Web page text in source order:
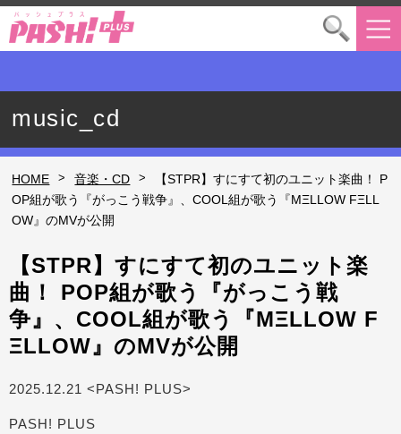
music_cd
HOME > 音楽・CD >
【STPR】すにすて初のユニット楽曲！ P
OP組が歌う『がっこう戦争』、COOL組が歌う『MΞLLOW FΞLL
OW』のMVが公開
【STPR】すにすて初のユニット楽
曲！ POP組が歌う『がっこう戦
争』、COOL組が歌う『MΞLLOW F
ΞLLOW』のMVが公開
2025.12.21 <PASH! PLUS>
PASH! PLUS